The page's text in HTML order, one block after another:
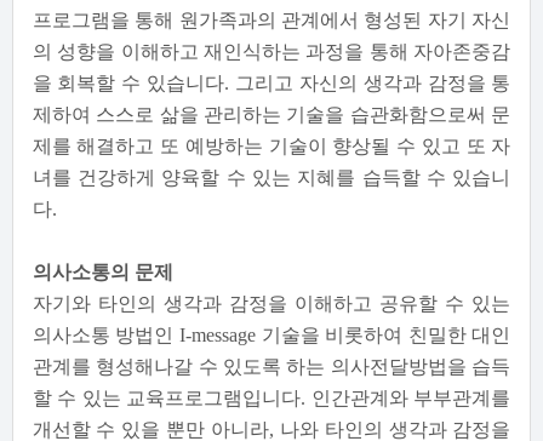
프로그램을 통해 원가족과의 관계에서 형성된 자기 자신
의 성향을 이해하고 재인식하는 과정을 통해 자아존중감
을 회복할 수 있습니다. 그리고 자신의 생각과 감정을 통
제하여 스스로 삶을 관리하는 기술을 습관화함으로써 문
제를 해결하고 또 예방하는 기술이 향상될 수 있고 또 자
녀를 건강하게 양육할 수 있는 지혜를 습득할 수 있습니
다.
의사소통의 문제
자기와 타인의 생각과 감정을 이해하고 공유할 수 있는
의사소통 방법인 I-message 기술을 비롯하여 친밀한 대인
관계를 형성해나갈 수 있도록 하는 의사전달방법을 습득
할 수 있는 교육프로그램입니다. 인간관계와 부부관계를
개선할 수 있을 뿐만 아니라, 나와 타인의 생각과 감정을